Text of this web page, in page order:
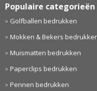
Populaire categorieën
Golfballen bedrukken
Mokken & Bekers
Muismatten bedrukken
Paperclips bedrukken
Pennen bedrukken